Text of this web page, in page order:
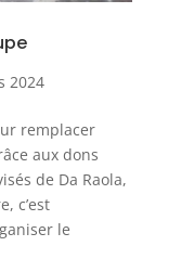
2024
remplacer
aux dons
de Da Raola,
c’est
le